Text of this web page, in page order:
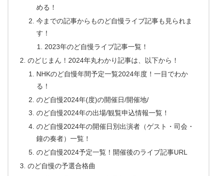
める！
今までの記事からものど自慢ライブ記事も見られま
す！
2023年のど自慢ライブ記事一覧！
のどじまん！2024年丸わかり記事は、以下から！
NHKのど自慢年間予定一覧2024年度！一目でわか
る！
のど自慢2024年(度)の開催日/開催地/
のど自慢2024年の出場/観覧申込情報一覧！
のど自慢2024年の開催日別出演者（ゲスト・司会・
鐘の奏者）一覧！
のど自慢2024予定一覧！開催後のライブ記事URL
のど自慢の予選合格曲